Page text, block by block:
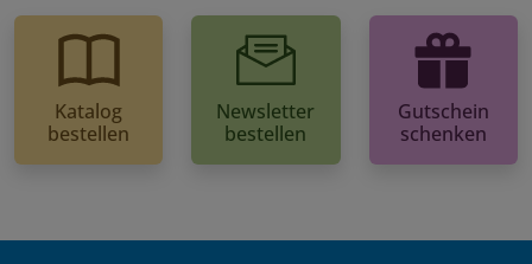
Katalog
bestellen
Newsletter
bestellen
Gutschein
schenken